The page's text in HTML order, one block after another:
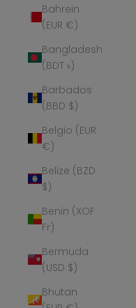
Bahrein
(EUR €)
Bangladesh
(BDT ৳)
Barbados
(BBD $)
Belgio (EUR
€)
Belize (BZD
$)
Benin (XOF
Fr)
Bermuda
(USD $)
Bhutan